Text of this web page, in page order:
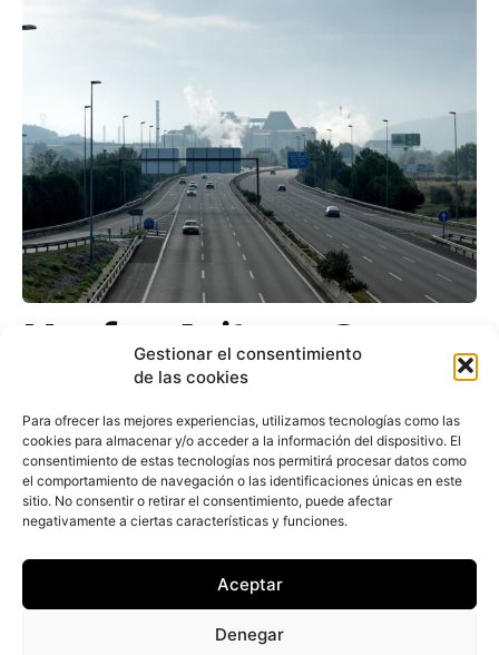
Gestionar el consentimiento
de las cookies
Para ofrecer las mejores experiencias, utilizamos tecnologías como las
cookies para almacenar y/o acceder a la información del dispositivo. El
consentimiento de estas tecnologías nos permitirá procesar datos como
el comportamiento de navegación o las identificaciones únicas en este
sitio. No consentir o retirar el consentimiento, puede afectar
negativamente a ciertas características y funciones.
Aceptar
Denegar
Mapfre, Asitur y Grupo
Mutua lideran las
valoraciones de servicio
entre los profesionales
de grúas
Mapfre, Asitur y Grupo Mutua han liderado la
encuesta de los gruistas que valora a las once
principales compañías de España del sector de...